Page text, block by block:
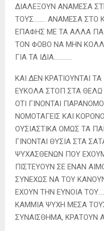
ΔΙΑΛΕΞΟΥΝ ΑΝΑΜΕΣΑ
ΤΟΥΣ…….. ΑΝΑΜΕΣΑ ΣΤΟ
ΕΠΑΦΗΣ ΜΕ ΤΑ ΑΛΛΑ
ΤΟΝ ΦΟΒΟ ΝΑ ΜΗΝ
ΓΙΑ ΤΑ ΙΔΙΑ…………
ΚΑΙ ΔΕΝ ΚΡΑΤΙΟΥΝΤΑΙ
ΕΥΚΟΛΑ ΣΤΟΠ ΣΤΑ ΘΕΛΩ
ΟΤΙ ΓΙΝΟΝΤΑΙ
ΝΟΜΟΤΑΓΕΙΣ ΚΑΙ
ΟΥΣΙΑΣΤΙΚΑ ΟΜΩΣ ΤΑ
ΓΙΝΟΝΤΑΙ ΘΥΣΙΑ ΣΤΑ
ΨΥΧΑΣΘΕΝΩΝ ΠΟΥ
ΠΙΣΤΕΥΟΥΝ ΣΕ ΕΝΑΝ
ΣΥΝΕΧΩΣ ΝΑ ΤΟΥ
ΕΧΟΥΝ ΤΗΝ ΕΥΝΟΙΑ
ΚΑΜΜΙΑ ΨΥΧΗ ΜΕΣΑ
ΣΥΝΑΙΣΘΗΜΑ, ΚΡΑΤΟΥΝ